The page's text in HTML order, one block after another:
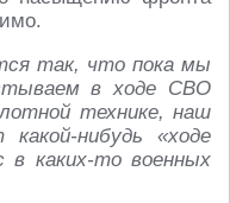
так, что пока мы
в ходе СВО
технике, наш
нибудь «ходе
в каких-то военных